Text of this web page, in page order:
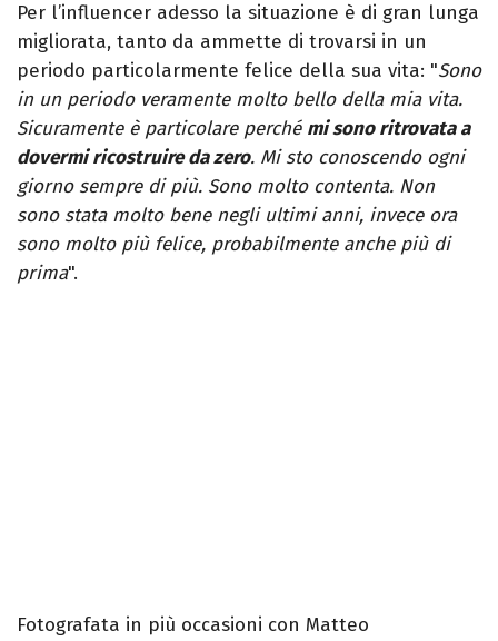
Per l’influencer adesso la situazione è di gran lunga
migliorata, tanto da ammette di trovarsi in un
periodo particolarmente felice della sua vita: "Sono
in un periodo veramente molto bello della mia vita.
Sicuramente è particolare perché mi sono ritrovata a
dovermi ricostruire da zero. Mi sto conoscendo ogni
giorno sempre di più. Sono molto contenta. Non
sono stata molto bene negli ultimi anni, invece ora
sono molto più felice, probabilmente anche più di
prima".
Fotografata in più occasioni con Matteo